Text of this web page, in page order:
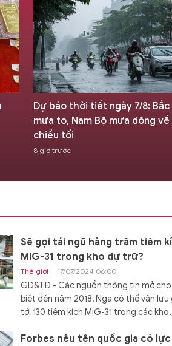
Dự báo thời tiết ngày 7/8: Bắc
mưa to, Nam Bộ mưa dông về
chiều tối
8 giờ trước
Sẽ gọi tái ngũ hàng trăm tiêm
MiG-31 trong kho dự trữ?
Thế giới 17/07/2024 06:00
GD&TĐ - Các nguồn thông tin mở cho
biết đến năm 2018, Nga có thể vẫn lưu
tới 130 tiêm kích MiG-31 trong các
Forbes nêu tên quốc gia có lực